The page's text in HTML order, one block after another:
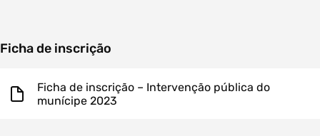
Ficha de inscrição
Ficha de inscrição – Intervenção pública do
munícipe 2023